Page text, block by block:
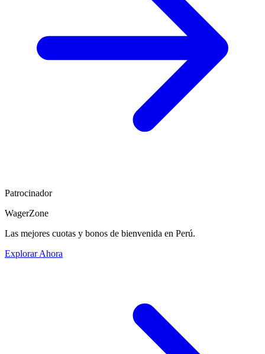
Patrocinador
WagerZone
Las mejores cuotas y bonos de bienvenida en Perú.
Explorar Ahora